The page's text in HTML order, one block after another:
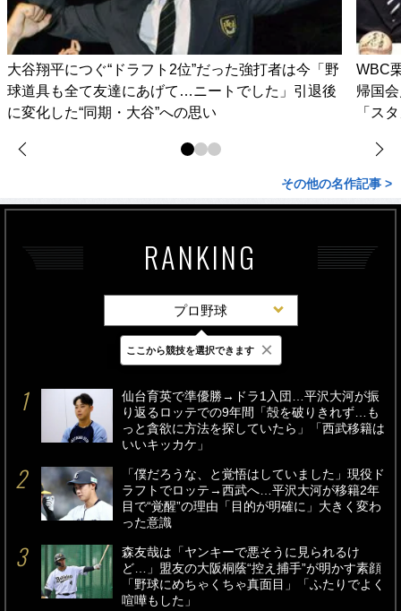
大谷翔平につぐ“ドラフト2位”だった強打者は今「野
球道具も全て友達にあげて…ニートでした」引退後
に変化した“同期・大谷”への思い
WBC
帰国
「ス
その他の名作記事 >
RANKING
プロ野球
最新 24時間 週間
仙台育英で準優勝→ドラ1入団…平沢大河が振
り返るロッテでの9年間「殻を破りきれず…も
っと貪欲に方法を探していたら」「西武移籍は
いいキッカケ」
「僕だろうな、と覚悟はしていました」現役ド
ラフトでロッテ→西武へ…平沢大河が移籍2年
目で“覚醒”の理由「目的が明確に」大きく変わ
った意識
森友哉は「ヤンキーで悪そうに見られるけ
ど…」盟友の大阪桐蔭“控え捕手”が明かす素顔
「野球にめちゃくちゃ真面目」「ふたりでよく
喧嘩もした」
ここから競技を選択できます ×